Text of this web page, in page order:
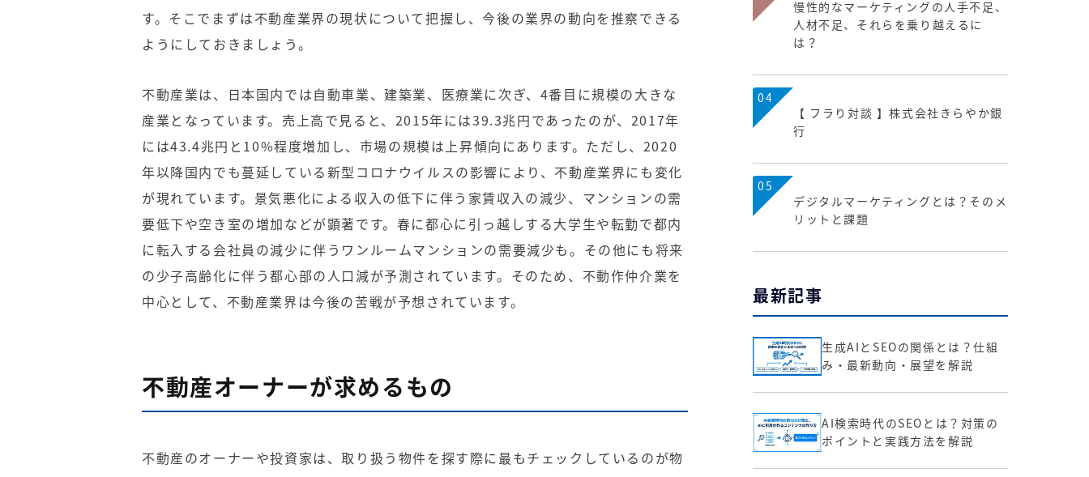
す。そこでまずは不動産業界の現状について把握し、今後の業界の動向を推察できる
ようにしておきましょう。
不動産業は、日本国内では自動車業、建築業、医療業に次ぎ、4番目に規模の大きな
産業となっています。売上高で見ると、2015年には39.3兆円であったのが、2017年
には43.4兆円と10%程度増加し、市場の規模は上昇傾向にあります。ただし、2020
年以降国内でも蔓延している新型コロナウイルスの影響により、不動産業界にも変化
が現れています。景気悪化による収入の低下に伴う家賃収入の減少、マンションの需
要低下や空き室の増加などが顕著です。春に都心に引っ越しする大学生や転勤で都内
に転入する会社員の減少に伴うワンルームマンションの需要減少も。その他にも将来
の少子高齢化に伴う都心部の人口減が予測されています。そのため、不動作仲介業を
中心として、不動産業界は今後の苦戦が予想されています。
不動産オーナーが求めるもの
不動産のオーナーや投資家は、取り扱う物件を探す際に最もチェックしているのが物
慢性的なマーケティングの人手不足、
人材不足、それらを乗り越えるに
は？
04
【 フラり対談 】株式会社きらやか銀
行
05
デジタルマーケティングとは？そのメ
リットと課題
最新記事
生成AIとSEOの関係とは？仕組
み・最新動向・展望を解説
AI検索時代のSEOとは？対策の
ポイントと実践方法を解説